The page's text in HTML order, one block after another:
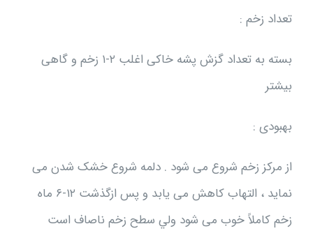
تعداد زخم :
بسته به تعداد گزش پشه خاکی اغلب ۲-۱ زخم و گاهی
بیشتر
بهبودی :
از مرکز زخم شروع می شود . دلمه شروع خشک شدن می
نماید ، التهاب کاهش می يابد و پس ازگذشت ۱۲-۶ ماه
زخم کاملاً خوب می شود ولي سطح زخم ناصاف است